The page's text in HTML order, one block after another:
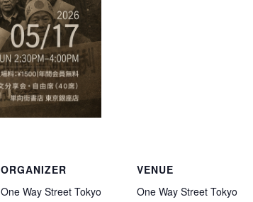
ORGANIZER
One Way Street Tokyo
VENUE
One Way Street Tokyo